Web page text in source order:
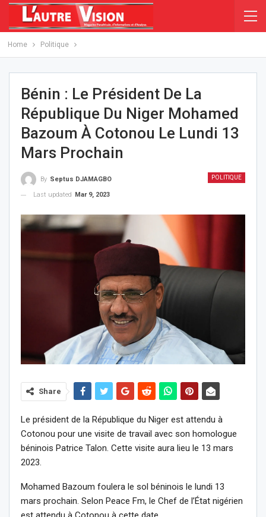
Home Politique
Bénin : Le Président De La
République Du Niger Mohamed
Bazoum À Cotonou Le Lundi 13
Mars Prochain
POLITIQUE
By Septus DJAMAGBO
Last updated
Mar 9, 2023
Share
Le président de la République du Niger est attendu à
Cotonou pour une visite de travail avec son homologue
béninois Patrice Talon. Cette visite aura lieu le 13 mars
2023.
Mohamed Bazoum foulera le sol béninois le lundi 13
mars prochain. Selon Peace Fm, le Chef de l’État nigérien